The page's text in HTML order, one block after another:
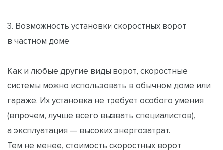
3. Возможность установки скоростных ворот
в частном доме
Как и любые другие виды ворот, скоростные
системы можно использовать в обычном доме или
гараже. Их установка не требует особого умения
(впрочем, лучше всего вызвать специалистов),
а эксплуатация — высоких энергозатрат.
Тем не менее, стоимость скоростных ворот